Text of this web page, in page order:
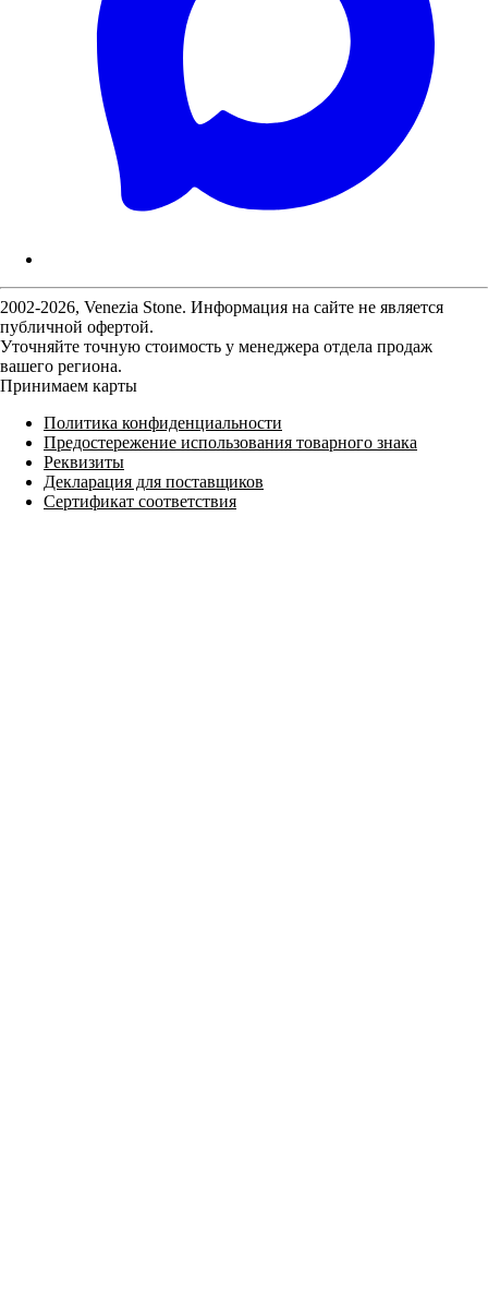
2002-2026, Venezia Stone. Информация на сайте не является
публичной офертой.
Уточняйте точную стоимость у менеджера отдела продаж
вашего региона.
Принимаем карты
Политика конфиденциальности
Предостережение использования товарного знака
Реквизиты
Декларация для поставщиков
Сертификат соответствия